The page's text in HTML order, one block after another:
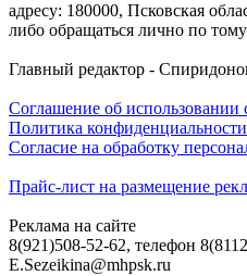
адресу: 180000, Псковская
либо обращаться лично по
Главный редактор -
Соглашение об использовании
Политика конфиденциальности
Согласие на обработку
Прайс-лист на размещение
Реклама на сайте
8(921)508-52-62, телефон
E.Sezeikina@mhpsk.ru